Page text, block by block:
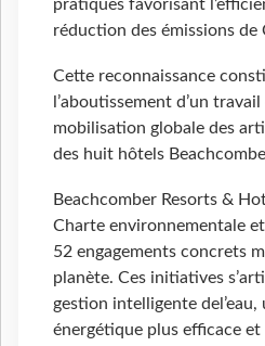
pratiques favorisant
réduction des émissions de
Cette reconnaissance
l’aboutissement d’un
mobilisation globale des
des huit hôtels
Beachcomber Resorts &
Charte environnementale
52 engagements concrets
planète. Ces initiatives
gestion intelligente
énergétique plus efficace